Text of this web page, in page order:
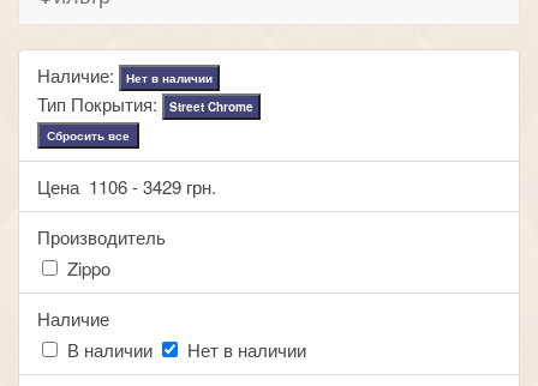
Наличие: Нет в наличии
Тип Покрытия:
Street Chrome
Сбросить все
Цена 1106-3429 грн.
Производитель
Zippo
Наличие
В наличии
Нет в наличии